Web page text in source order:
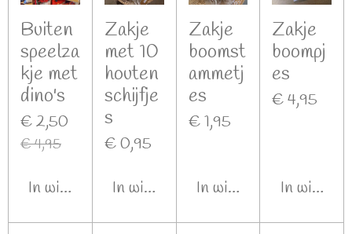
Buiten
speelza
kje met
dino's
€ 2,50
€ 4,95
In winkelwagen
Zakje
met 10
houten
schijfje
s
€ 0,95
In winkelwagen
Zakje
boomst
ammetj
es
€ 1,95
In winkelwagen
Zakje
boompj
es
€ 4,95
In